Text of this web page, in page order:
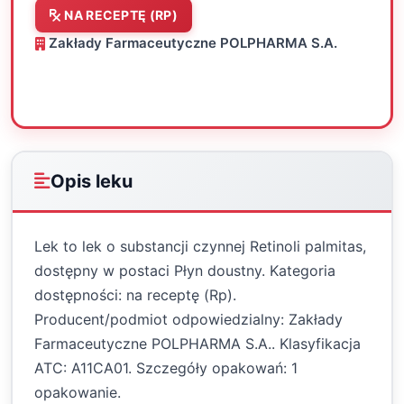
NA RECEPTĘ (RP)
Zakłady Farmaceutyczne POLPHARMA S.A.
Opis leku
Lek to lek o substancji czynnej Retinoli palmitas,
dostępny w postaci Płyn doustny. Kategoria
dostępności: na receptę (Rp).
Producent/podmiot odpowiedzialny: Zakłady
Farmaceutyczne POLPHARMA S.A.. Klasyfikacja
ATC: A11CA01. Szczegóły opakowań: 1
opakowanie.